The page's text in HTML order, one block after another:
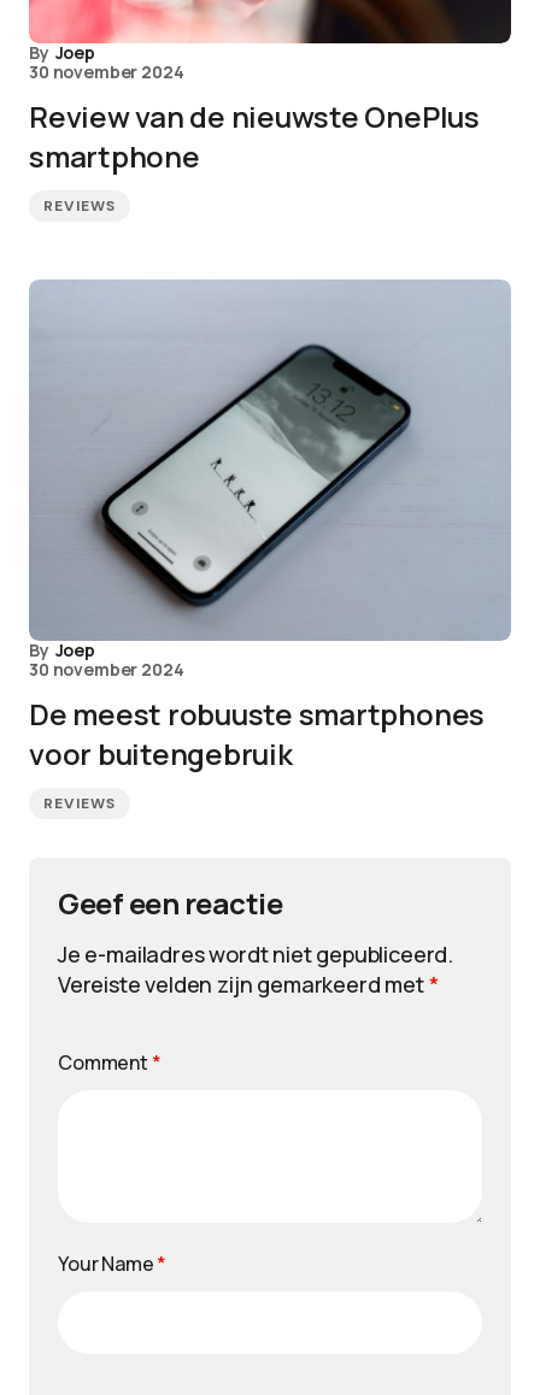
By Joep
30 november 2024
Review van de nieuwste OnePlus
smartphone
REVIEWS
By Joep
30 november 2024
De meest robuuste smartphones
voor buitengebruik
REVIEWS
Geef een reactie
Je e-mailadres wordt niet gepubliceerd.
Vereiste velden zijn gemarkeerd met*
Comment *
Your Name*